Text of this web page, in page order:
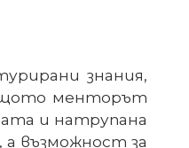
знания,
менторът
и натрупана
възможност за